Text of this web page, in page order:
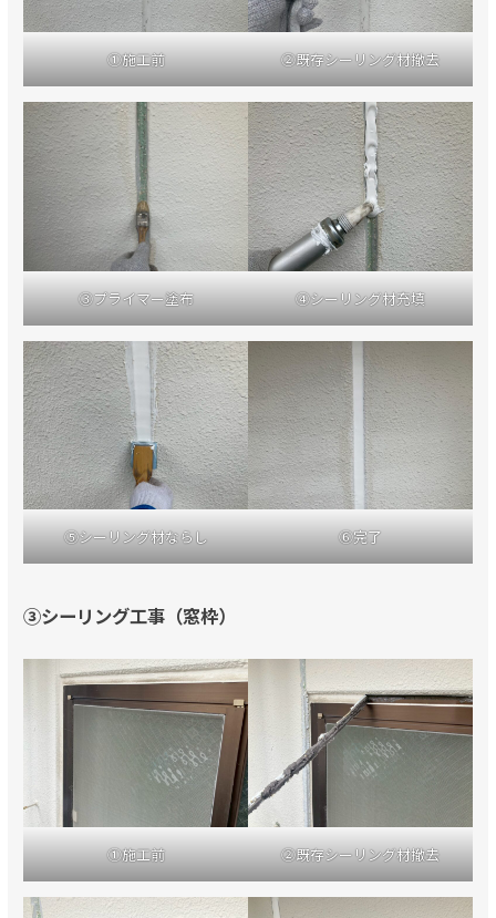
①施工前 ②既存シーリング材撤去
③プライマー塗布 ④シーリング材充填
⑤シーリング材ならし ⑥完了
③シーリング工事（窓枠）
①施工前 ②既存シーリング材撤去